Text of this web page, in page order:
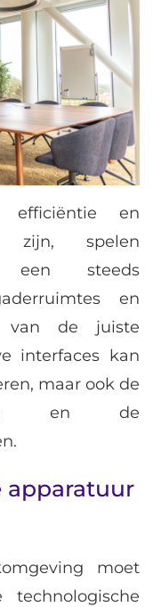
en
zijn, spelen
een steeds
en
van de juiste
interfaces kan
maar ook de
en de
apparatuur
moet